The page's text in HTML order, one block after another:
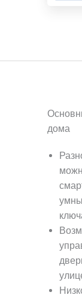
дома